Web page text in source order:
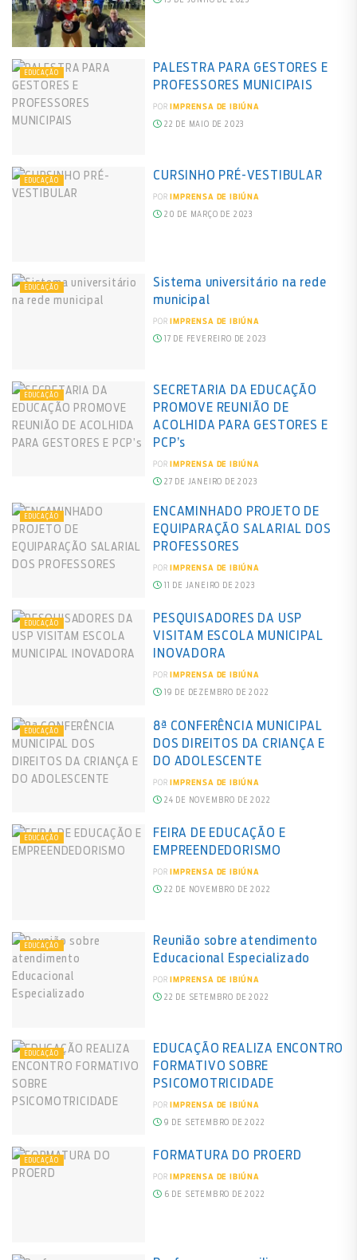
EDUCAÇÃO
PALESTRA PARA GESTORES E
PROFESSORES MUNICIPAIS
POR IMPRENSA DE IBIÚNA
22 DE MAIO DE 2023
EDUCAÇÃO CURSINHO PRÉ-VESTIBULAR
POR IMPRENSA DE IBIÚNA
20 DE MARÇO DE 2023
EDUCAÇÃO
Sistema universitário na rede
municipal
POR IMPRENSA DE IBIÚNA
17 DE FEVEREIRO DE 2023
EDUCAÇÃO
SECRETARIA DA EDUCAÇÃO
PROMOVE REUNIÃO DE
ACOLHIDA PARA GESTORES E
PCP’s
POR IMPRENSA DE IBIÚNA
27 DE JANEIRO DE 2023
EDUCAÇÃO
ENCAMINHADO PROJETO DE
EQUIPARAÇÃO SALARIAL DOS
PROFESSORES
POR IMPRENSA DE IBIÚNA
11 DE JANEIRO DE 2023
EDUCAÇÃO
PESQUISADORES DA USP
VISITAM ESCOLA MUNICIPAL
INOVADORA
POR IMPRENSA DE IBIÚNA
19 DE DEZEMBRO DE 2022
EDUCAÇÃO
8ª CONFERÊNCIA MUNICIPAL
DOS DIREITOS DA CRIANÇA E
DO ADOLESCENTE
POR IMPRENSA DE IBIÚNA
24 DE NOVEMBRO DE 2022
EDUCAÇÃO
FEIRA DE EDUCAÇÃO E
EMPREENDEDORISMO
POR IMPRENSA DE IBIÚNA
22 DE NOVEMBRO DE 2022
EDUCAÇÃO
Reunião sobre atendimento
Educacional Especializado
POR IMPRENSA DE IBIÚNA
22 DE SETEMBRO DE 2022
EDUCAÇÃO
EDUCAÇÃO REALIZA ENCONTRO
FORMATIVO SOBRE
PSICOMOTRICIDADE
POR IMPRENSA DE IBIÚNA
9 DE SETEMBRO DE 2022
EDUCAÇÃO FORMATURA DO PROERD
POR IMPRENSA DE IBIÚNA
6 DE SETEMBRO DE 2022